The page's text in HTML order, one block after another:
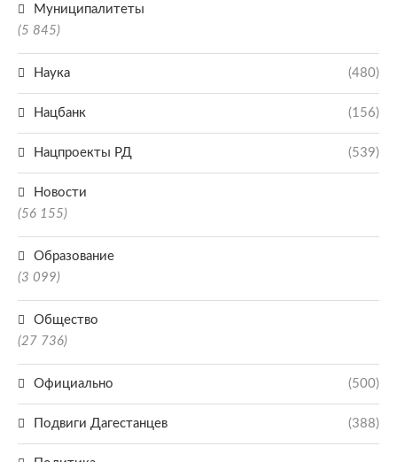
Муниципалитеты
(5 845)
Наука (480)
Нацбанк (156)
Нацпроекты РД (539)
Новости
(56 155)
Образование
(3 099)
Общество
(27 736)
Официально (500)
Подвиги Дагестанцев (388)